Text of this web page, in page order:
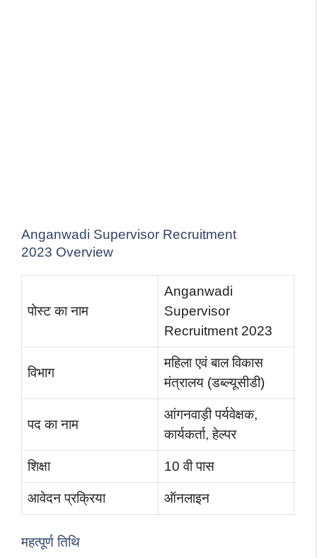
Anganwadi Supervisor Recruitment
2023 Overview
पोस्ट का नाम
Anganwadi
Supervisor
Recruitment 2023
विभाग
महिला एवं बाल विकास
मंत्रालय (डब्ल्यूसीडी)
पद का नाम
आंगनवाड़ी पर्यवेक्षक,
कार्यकर्ता, हेल्पर
शिक्षा 10 वी पास
आवेदन प्रक्रिया ऑनलाइन
महत्पूर्ण तिथि